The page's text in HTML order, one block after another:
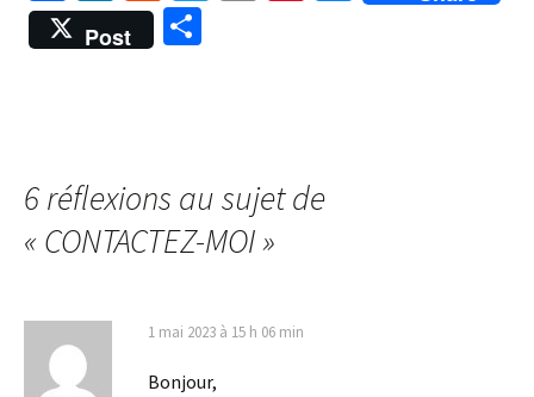
ce
b
k
n
ke
e
d
es
Post
6 réflexions au sujet de
« CONTACTEZ-MOI»
1 mai 2023 à 15 h 06 min
Bonjour,